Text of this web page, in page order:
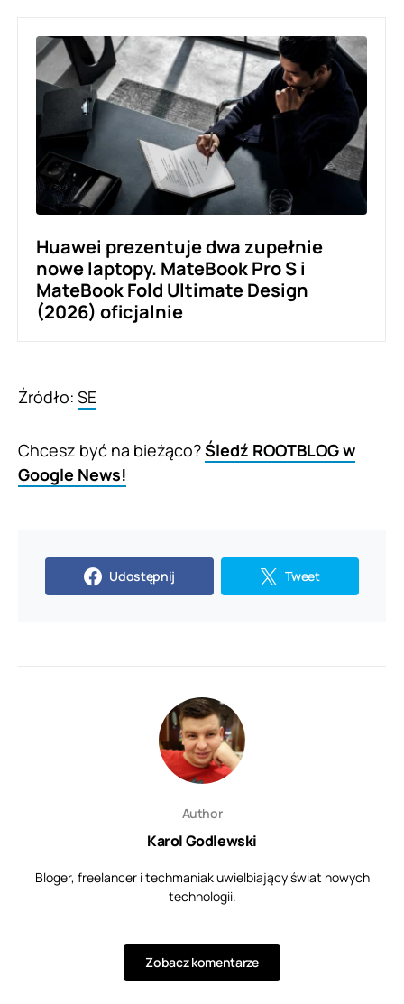
Huawei prezentuje dwa zupełnie
nowe laptopy. MateBook Pro S i
MateBook Fold Ultimate Design
(2026) oficjalnie
Źródło: SE
Chcesz być na bieżąco?Śledź ROOTBLOG w
Google News!
Udostępnij Tweet
Author
Karol Godlewski
Bloger, freelancer i techmaniak uwielbiający świat nowych
technologii.
Zobacz komentarze